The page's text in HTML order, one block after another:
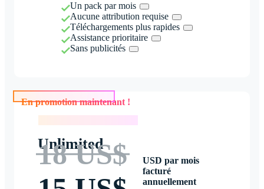
Un pack par mois
Aucune attribution requise
Téléchargements plus rapides
Assistance prioritaire
Sans publicités
En promotion maintenant !
Unlimited
18 US$
USD par mois
facturé
annuellement